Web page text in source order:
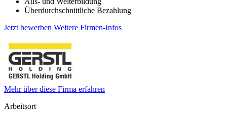
Überdurchschnittliche Bezahlung
Jetzt bewerben Weitere Firmen-Infos
Mehr über diese Firma erfahren
Arbeitsort